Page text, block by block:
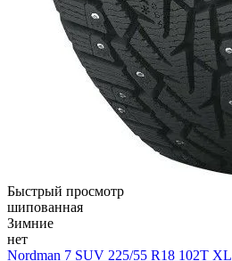
Быстрый просмотр
шипованная
Зимние
нет
Nordman 7 SUV 225/55 R18 102T XL